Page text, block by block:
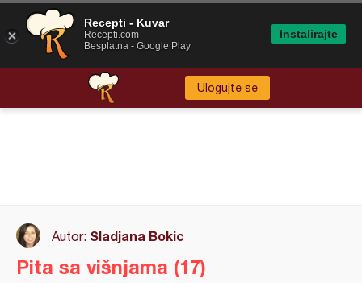
Ulogujte se
Autor: Sladjana Bokic
Pita sa višnjama (17)
Recepti - Kuvar
Recepti.com
Besplatna - Google Play
Instalirajte